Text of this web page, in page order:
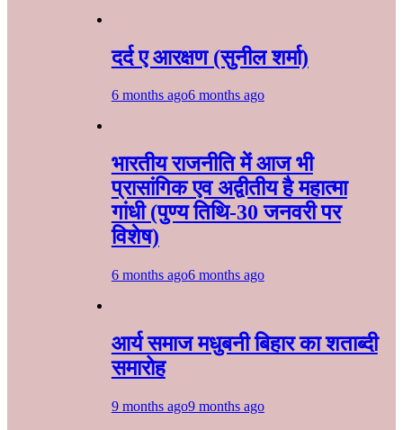
दर्द ए आरक्षण (सुनील शर्मा)
6 months ago6 months ago
भारतीय राजनीति में आज भी
प्रासांगिक एव अद्वीतीय है महात्मा
गांधी (पुण्य तिथि-30 जनवरी पर
विशेष)
6 months ago6 months ago
आर्य समाज मधुबनी बिहार का शताब्दी
समारोह
9 months ago9 months ago